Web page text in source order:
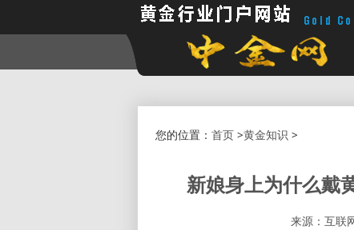
您的位置： 首页>黄金知识 >
新娘身上为什么戴
来源：互联